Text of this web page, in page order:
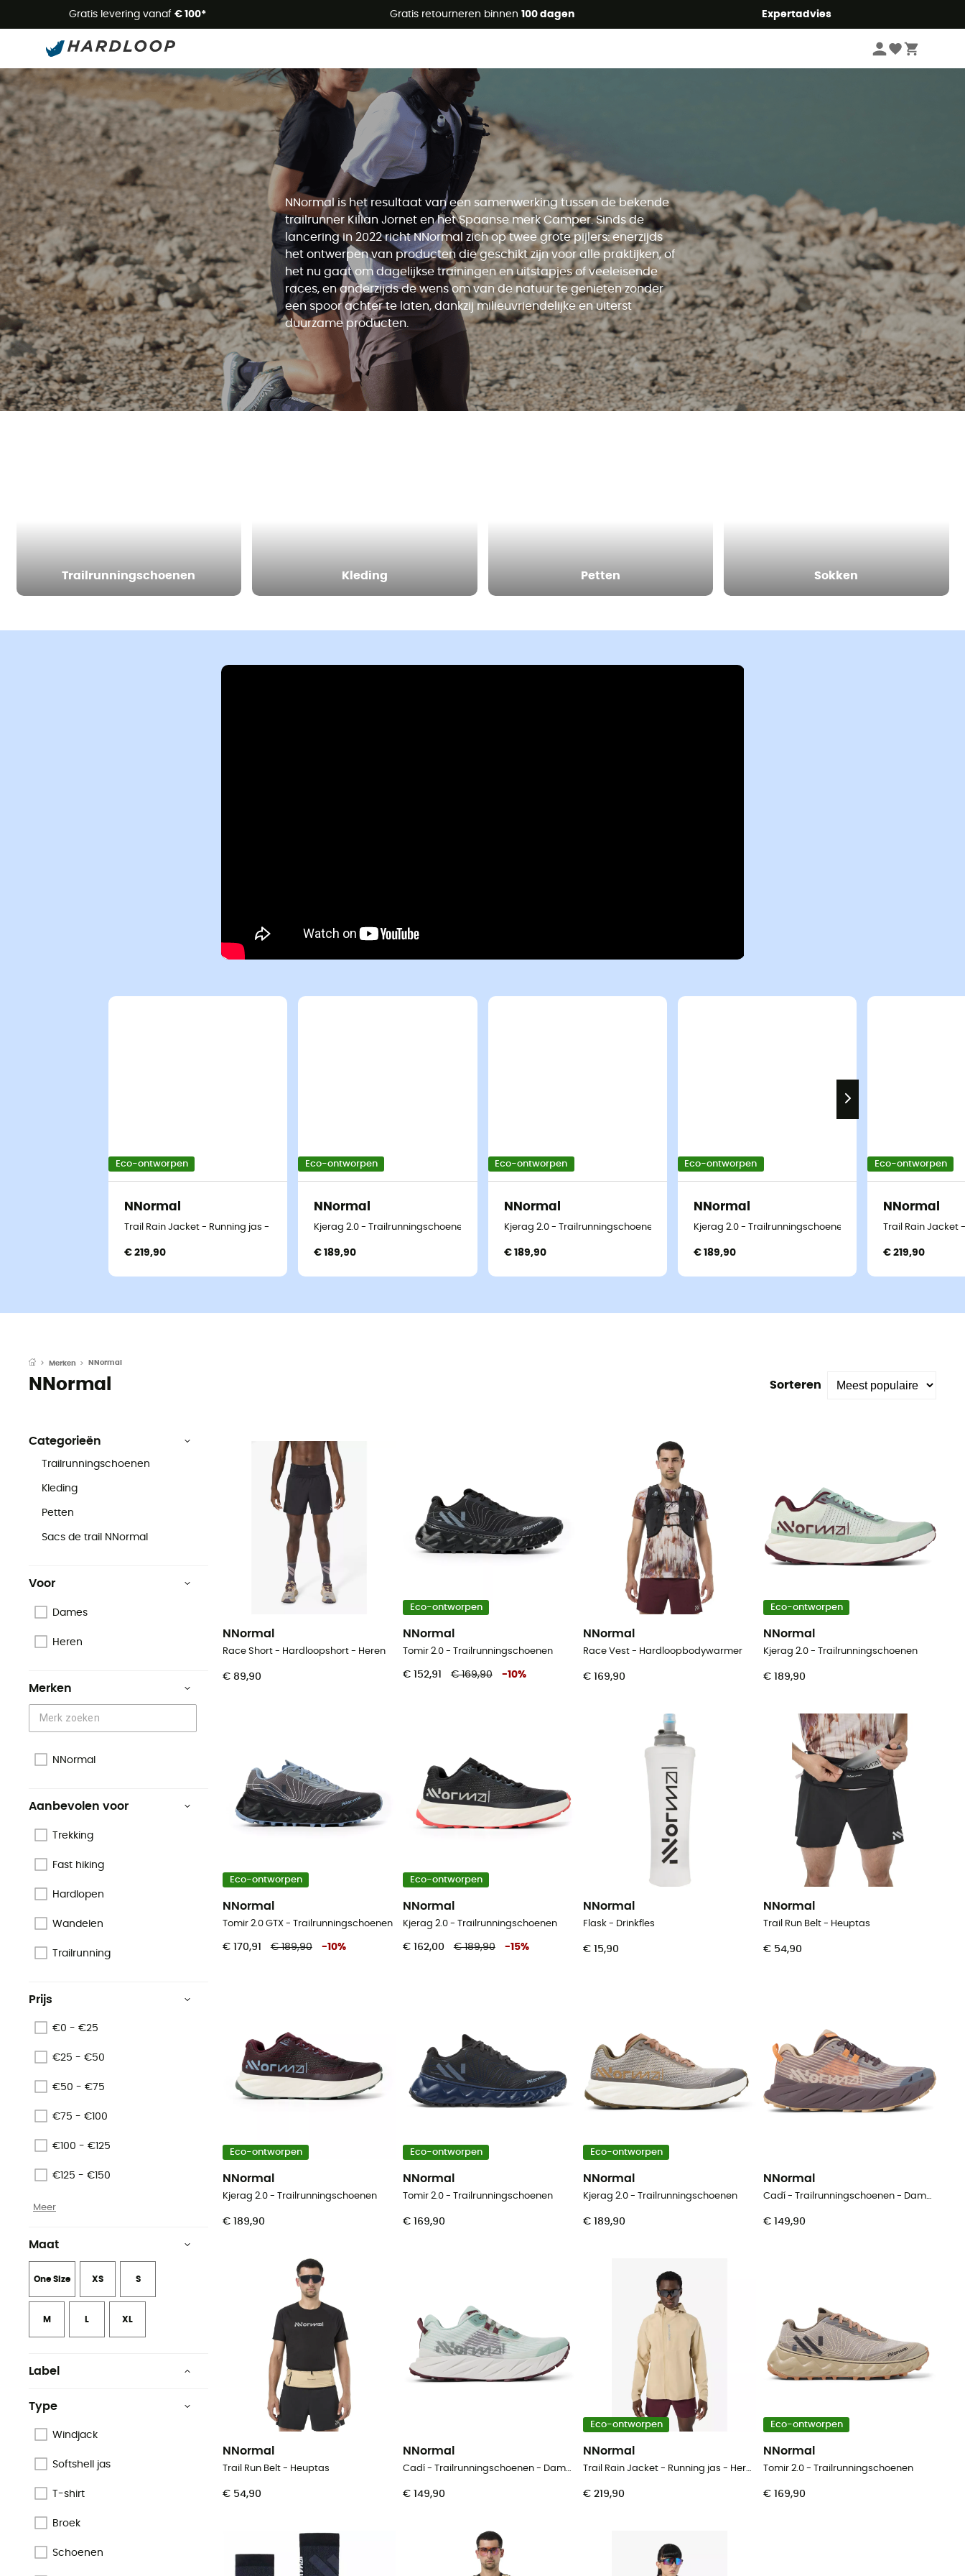
Gratis levering vanaf € 100* Gratis retourneren binnen 100 dagen Expertadvies
Zomeraanbiedingen 🔥 -5% EXTRA vanaf 2 producten* met code Summer5
NNormal is het resultaat van een samenwerking tussen de bekende
trailrunner Kilian Jornet en het Spaanse merk Camper. Sinds de
lancering in 2022 richt NNormal zich op twee grote pijlers: enerzijds
het ontwerpen van producten die geschikt zijn voor alle praktijken, of
het nu gaat om dagelijkse trainingen en uitstapjes of veeleisende
races, en anderzijds de wens om van de natuur te genieten zonder
een spoor achter te laten, dankzij milieuvriendelijke en uiterst
duurzame producten.
Trailrunningschoenen Kleding Petten Sokken
Eco-ontworpen
NNormal
Trail Rain Jacket - Running jas - Heren
€ 219,90
Eco-ontworpen
NNormal
Kjerag 2.0 - Trailrunningschoenen
€ 189,90
Eco-ontworpen
NNormal
Kjerag 2.0 - Trailrunningschoenen
€ 189,90
Eco-ontworpen
NNormal
Kjerag 2.0 - Trailrunningschoenen
€ 189,90
Eco-ontworpen
NNormal
Trail Rain Jacket
€ 219,90
Merken NNormal
NNormal Sorteren
Categorieën
Trailrunningschoenen
Kleding
Petten
Sacs de trail NNormal
Voor
Dames
Heren
Merken
NNormal
Aanbevolen voor
Trekking
Fast hiking
Hardlopen
Wandelen
Trailrunning
Prijs
€0 - €25
€25 - €50
€50 - €75
€75 - €100
€100 - €125
€125 - €150
Meer
Maat
One Size XS S
M L XL
Label
Garantie
Gerecycleerd
Type
Windjack
Softshell jas
T-shirt
Broek
Schoenen
NNormal
Race Short - Hardloopshort - Heren
€ 89,90
Eco-ontworpen
NNormal
Tomir 2.0 - Trailrunningschoenen
€ 152,91 € 169,90 -10%
NNormal
Race Vest - Hardloopbodywarmer
€ 169,90
Eco-ontworpen
NNormal
Kjerag 2.0 - Trailrunningschoenen
€ 189,90
Eco-ontworpen
NNormal
Tomir 2.0 GTX - Trailrunningschoenen
€ 170,91 € 189,90 -10%
Eco-ontworpen
NNormal
Kjerag 2.0 - Trailrunningschoenen
€ 162,00 € 189,90 -15%
NNormal
Flask - Drinkfles
€ 15,90
NNormal
Trail Run Belt - Heuptas
€ 54,90
Eco-ontworpen
NNormal
Kjerag 2.0 - Trailrunningschoenen
€ 189,90
Eco-ontworpen
NNormal
Tomir 2.0 - Trailrunningschoenen
€ 169,90
Eco-ontworpen
NNormal
Kjerag 2.0 - Trailrunningschoenen
€ 189,90
NNormal
Cadí - Trailrunningschoenen - Dames
€ 149,90
NNormal
Trail Run Belt - Heuptas
€ 54,90
NNormal
Cadí - Trailrunningschoenen - Dames
€ 149,90
Eco-ontworpen
NNormal
Trail Rain Jacket - Running jas - Heren
€ 219,90
Eco-ontworpen
NNormal
Tomir 2.0 - Trailrunningschoenen
€ 169,90